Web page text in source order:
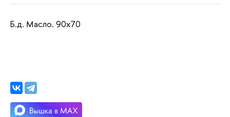
Б.д. Масло. 90x70